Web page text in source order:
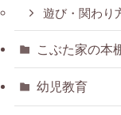
遊び・関わり
こぶた家の本
幼児教育